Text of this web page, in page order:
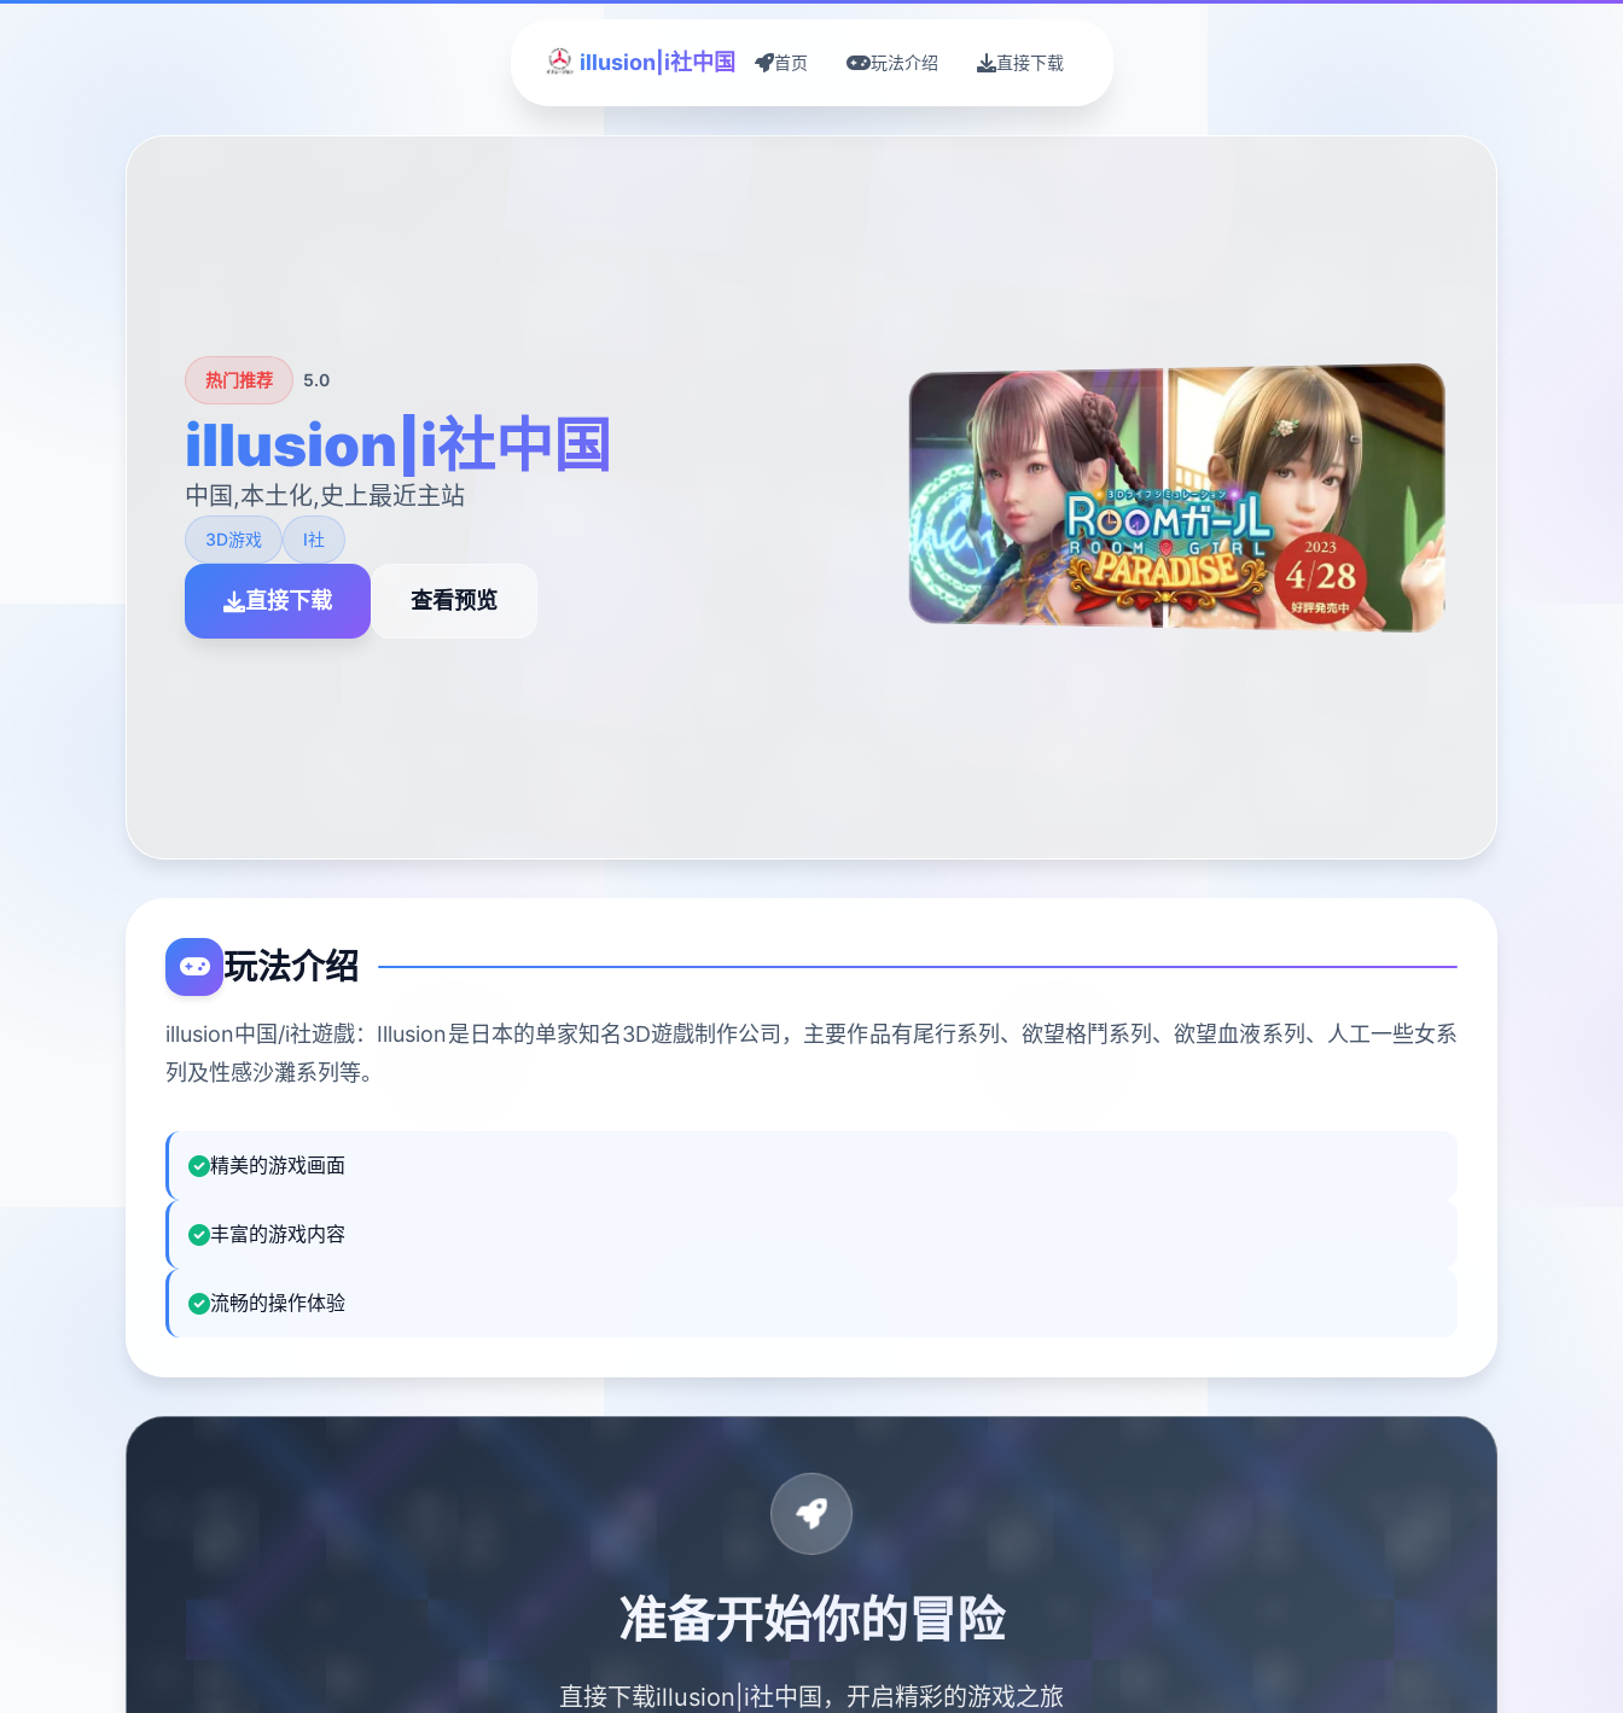
illusion|i社中国 首页 玩法介绍 直接下载
热门推荐 5.0
illusion|i社中国
中国,本土化,史上最近主站
3D游戏 I社
直接下载 查看预览
玩法介绍
illusion中国/i社遊戲：Illusion是日本的单家知名3D遊戲制作公司，主要作品有尾行系列、欲望格鬥系列、欲望血液系列、人工一些女系
列及性感沙灘系列等。
精美的游戏画面
丰富的游戏内容
流畅的操作体验
准备开始你的冒险
直接下载illusion|i社中国，开启精彩的游戏之旅